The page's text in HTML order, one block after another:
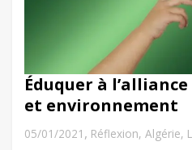
Éduquer à
et environnement
05/01/2021 , Réflexion, Algérie,